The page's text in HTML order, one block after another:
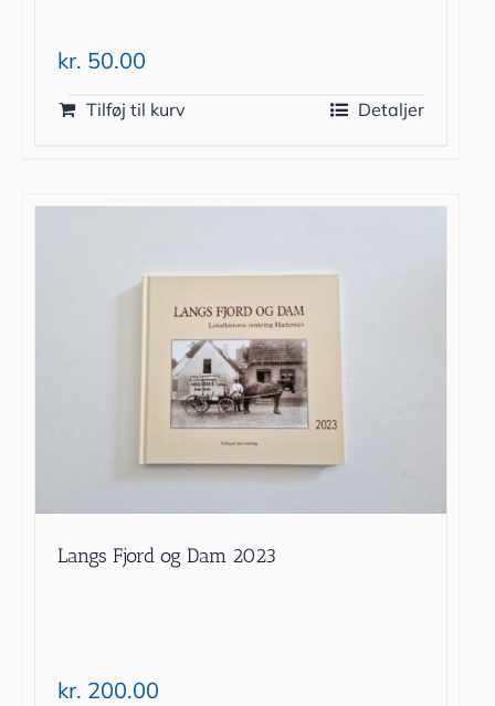
kr. 50.00
Tilføj til kurv Detaljer
Langs Fjord og Dam 2023
kr. 200.00